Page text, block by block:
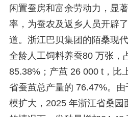
闲置蚕房和富余劳动力，显
率，为蚕农及返乡人员开辟
道。浙江巴贝集团的陌桑现
全龄人工饲料养蚕80 万张，
85.38%；产茧 26 000 t，比
省蚕茧总产量的 76.47%。
模扩大，2025 年浙江省桑园